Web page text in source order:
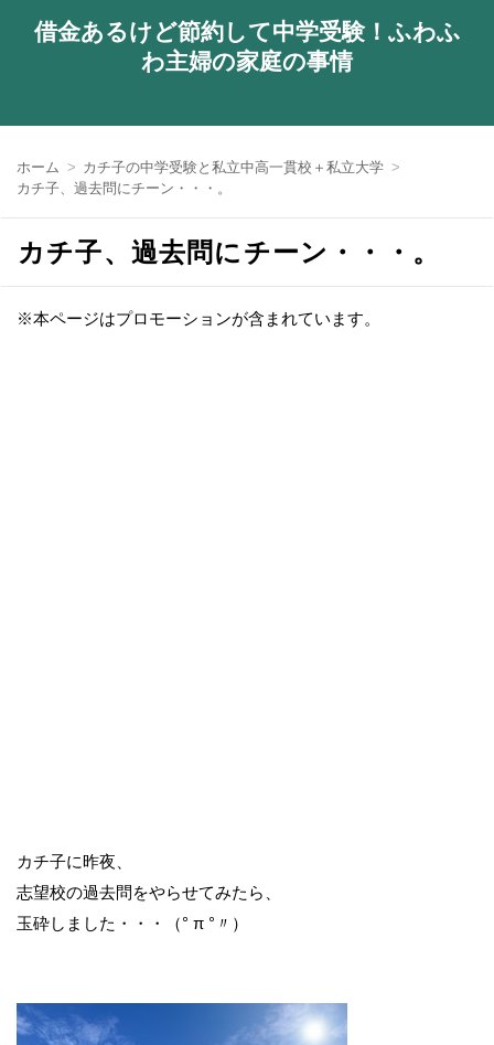
借金あるけど節約して中学受験！ふわふ
わ主婦の家庭の事情
ホーム
カチ子の中学受験と私立中高一貫校＋私立大学
カチ子、過去問にチーン・・・。
カチ子、過去問にチーン・・・。
※本ページはプロモーションが含まれています。
カチ子に昨夜、
志望校の過去問をやらせてみたら、
玉砕しました・・・（° π °〃）